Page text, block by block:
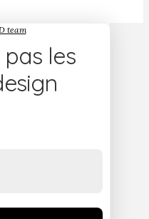
team
les